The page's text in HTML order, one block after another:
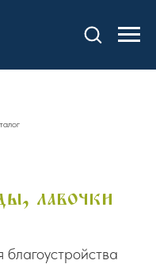
лавочки